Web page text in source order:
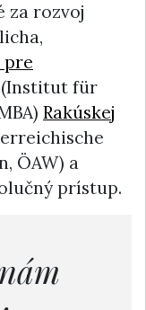
za rozvoj
(Institut für
Rakúskej
ÖAW) a
prístup.